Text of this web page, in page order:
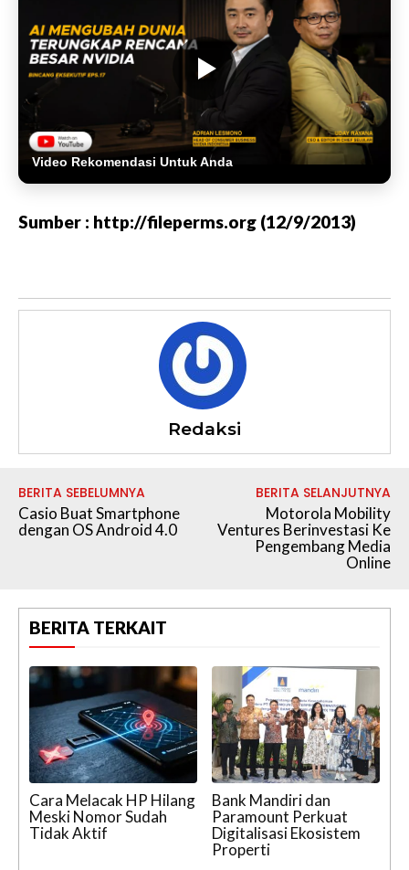
Video Rekomendasi Untuk Anda
Sumber : http://fileperms.org (12/9/2013)
Redaksi
BERITA SEBELUMNYA
Casio Buat Smartphone
dengan OS Android 4.0
BERITA SELANJUTNYA
Motorola Mobility
Ventures Berinvestasi Ke
Pengembang Media
Online
BERITA TERKAIT
Cara Melacak HP Hilang
Meski Nomor Sudah
Tidak Aktif
Bank Mandiri dan
Paramount Perkuat
Digitalisasi Ekosistem
Properti